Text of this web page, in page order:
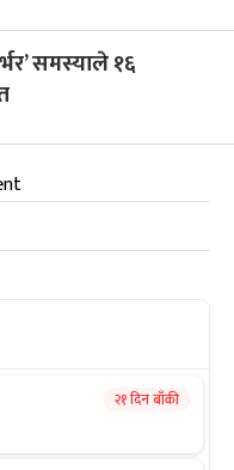
समस्याले १६
२१ दिन बाँकी